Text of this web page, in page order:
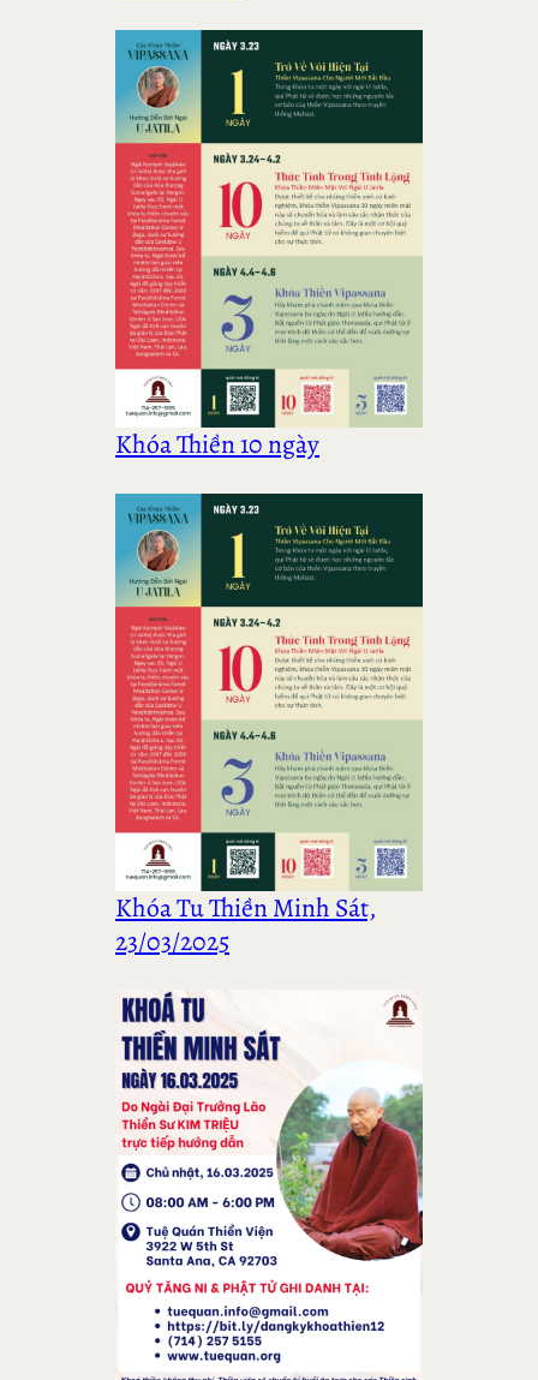
Khóa Thiền 10 ngày
Khóa Tu Thiền Minh Sát,
23/03/2025